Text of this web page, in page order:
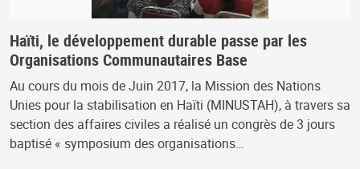
Haïti, le développement durable passe par les
Organisations Communautaires Base
Au cours du mois de Juin 2017, la Mission des Nations
Unies pour la stabilisation en Haïti (MINUSTAH), à travers sa
section des affaires civiles a réalisé un congrès de 3 jours
baptisé « symposium des organisations…